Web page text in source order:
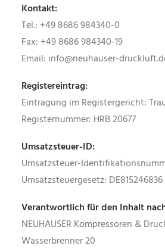
Kontakt:
Tel.: +49 8686 984340-0
Fax: +49 8686 984340-19
Email: info@neuhauser-
Registereintrag:
Eintragung im Registergericht:
Registernummer: HRB 20677
Umsatzsteuer-ID:
Umsatzsteuer-
Umsatzsteuergesetz: DE815246836
Verantwortlich für den Inhalt
NEUHAUSER Kompressoren &
Wasserbrenner 20